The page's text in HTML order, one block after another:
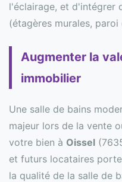
l'éclairage, et d'intégrer
(étagères murales,
Augmenter la
immobilier
Une salle de bains
majeur lors de la vente
votre bien à Oissel
et futurs locataires
la qualité de la salle de